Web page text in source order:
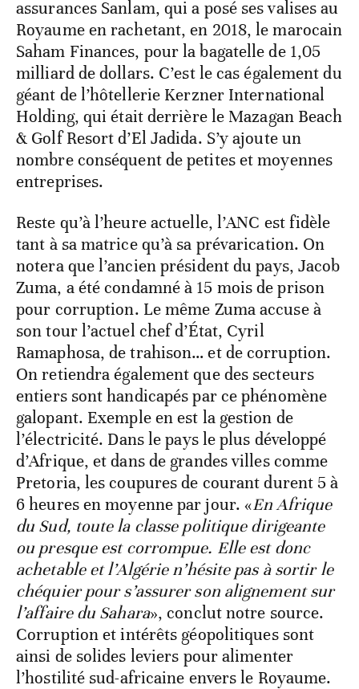
assurances Sanlam, qui a posé ses valises au
Royaume en rachetant, en 2018, le marocain
Saham Finances, pour la bagatelle de 1,05
milliard de dollars. C’est le cas également du
géant de l’hôtellerie Kerzner International
Holding, qui était derrière le Mazagan Beach
& Golf Resort d’El Jadida. S’y ajoute un
nombre conséquent de petites et moyennes
entreprises.
Reste qu’à l’heure actuelle, l’ANC est fidèle
tant à sa matrice qu’à sa prévarication. On
notera que l’ancien président du pays, Jacob
Zuma, a été condamné à 15 mois de prison
pour corruption. Le même Zuma accuse à
son tour l’actuel chef d’État, Cyril
Ramaphosa, de trahison… et de corruption.
On retiendra également que des secteurs
entiers sont handicapés par ce phénomène
galopant. Exemple en est la gestion de
l’électricité. Dans le pays le plus développé
d’Afrique, et dans de grandes villes comme
Pretoria, les coupures de courant durent 5 à
6 heures en moyenne par jour. «En Afrique
du Sud, toute la classe politique dirigeante
ou presque est corrompue. Elle est donc
achetable et l’Algérie n’hésite pas à sortir le
chéquier pour s’assurer son alignement sur
l’affaire du Sahara», conclut notre source.
Corruption et intérêts géopolitiques sont
ainsi de solides leviers pour alimenter
l’hostilité sud-africaine envers le Royaume.